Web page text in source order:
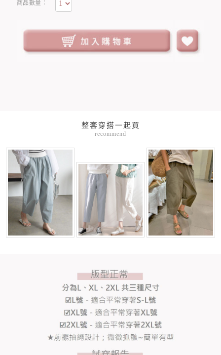
商品數量：
整套穿搭一起買
recommend